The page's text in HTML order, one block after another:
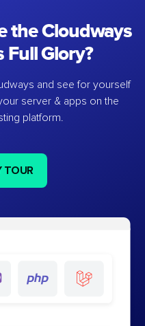
the Cloudways
Glory?
and see for yourself
server & apps on the
platform.
TOUR